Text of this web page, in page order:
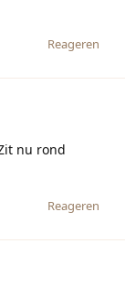
Reageren
nu rond
Reageren